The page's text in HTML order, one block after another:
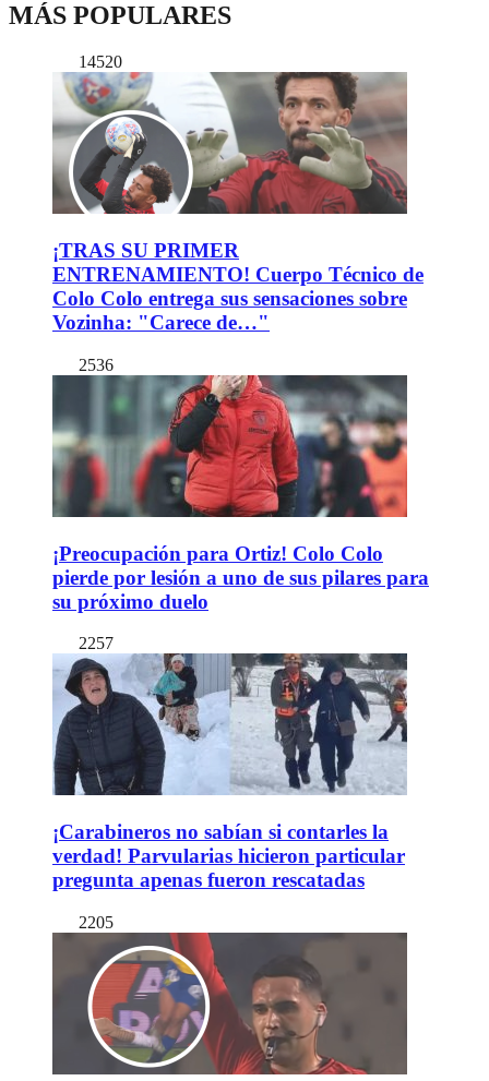
MÁS POPULARES
14520
¡TRAS SU PRIMER
ENTRENAMIENTO! Cuerpo Técnico de
Colo Colo entrega sus sensaciones sobre
Vozinha: "Carece de…"
2536
¡Preocupación para Ortiz! Colo Colo
pierde por lesión a uno de sus pilares para
su próximo duelo
2257
¡Carabineros no sabían si contarles la
verdad! Parvularias hicieron particular
pregunta apenas fueron rescatadas
2205